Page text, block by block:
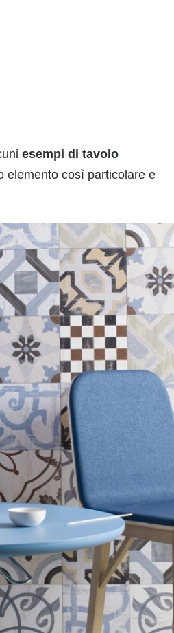
esempi di tavolo
elemento così particolare e